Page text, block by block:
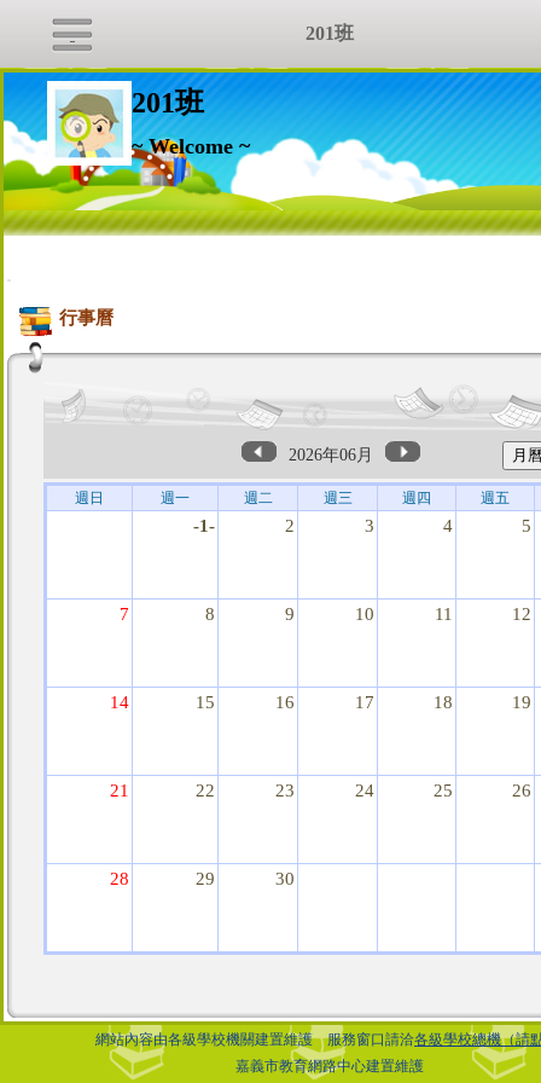
201班
~ Welcome ~
:::
行事曆
2026年06月
週日 週一 週二 週三 週四 週五
-1- 2 3 4 5
7 8 9 10 11 12
14 15 16 17 18 19
21 22 23 24 25 26
28 29 30
網站內容由各級學校機關建置維護 服務窗口請洽各級學校總機（請
嘉義市教育網路中心建置維護
201班